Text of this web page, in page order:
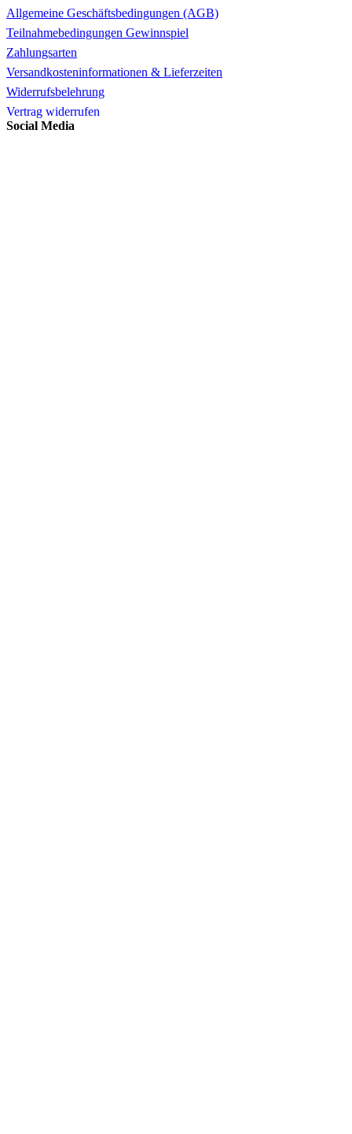
Allgemeine Geschäftsbedingungen (AGB)
Teilnahmebedingungen Gewinnspiel
Zahlungsarten
Versandkosteninformationen & Lieferzeiten
Widerrufsbelehrung
Vertrag widerrufen
Social Media